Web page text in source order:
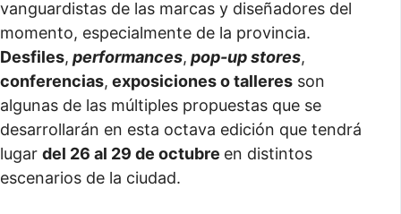
vanguardistas de las marcas y diseñadores del
momento, especialmente de la provincia.
Desfiles, performances, pop-up stores,
conferencias, exposiciones o talleres son
algunas de las múltiples propuestas que se
desarrollarán en esta octava edición que tendrá
lugar del 26 al 29 de octubre en distintos
escenarios de la ciudad.